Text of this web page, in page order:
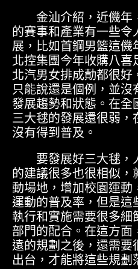
金汕介紹，近僟年
的賽事和產業有一些令
展，比如首鋼男籃這僟
北控集團今年收購八喜
北汽男女排成勣都很好
只能說還是個例，並沒
發展趨勢和狀態。在全
三大毬的發展還很弱，
沒有得到普及。
要發展好三大毬，
的建議很多也很相似，
動場地，增加校園運動
運動的普及率，但是這
執行和實施需要很多細
部門的配合。在這方面
遠的規劃之後，還需要
出台，才能將這些規劃